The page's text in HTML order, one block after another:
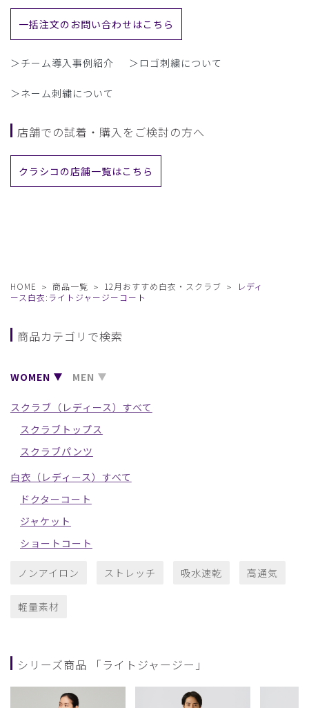
一括注文のお問い合わせはこちら
＞チーム導入事例紹介 ＞ロゴ刺繍について
＞ネーム刺繍について
店舗での試着・購入をご検討の方へ
クラシコの店舗一覧はこちら
HOME 商品一覧 12月おすすめ白衣・スクラブ
レディ
ース白衣:ライトジャージーコート
商品カテゴリで検索
WOMEN MEN
スクラブ（レディース）すべて
スクラブトップス
スクラブパンツ
白衣（レディース）すべて
ドクターコート
ジャケット
ショートコート
ノンアイロン ストレッチ 吸水速乾 高通気
軽量素材
シリーズ商品 「ライトジャージー」